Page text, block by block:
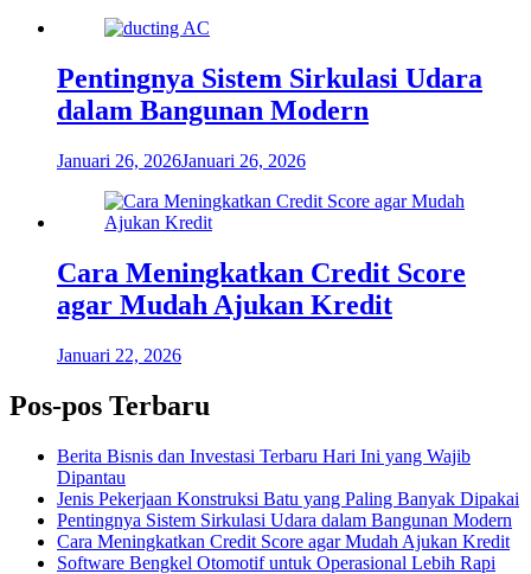
Pentingnya Sistem Sirkulasi Udara
dalam Bangunan Modern
Januari 26, 2026Januari 26, 2026
Cara Meningkatkan Credit Score
agar Mudah Ajukan Kredit
Januari 22, 2026
Pos-pos Terbaru
Berita Bisnis dan Investasi Terbaru Hari Ini yang Wajib
Dipantau
Jenis Pekerjaan Konstruksi Batu yang Paling Banyak Dipakai
Pentingnya Sistem Sirkulasi Udara dalam Bangunan Modern
Cara Meningkatkan Credit Score agar Mudah Ajukan Kredit
Software Bengkel Otomotif untuk Operasional Lebih Rapi